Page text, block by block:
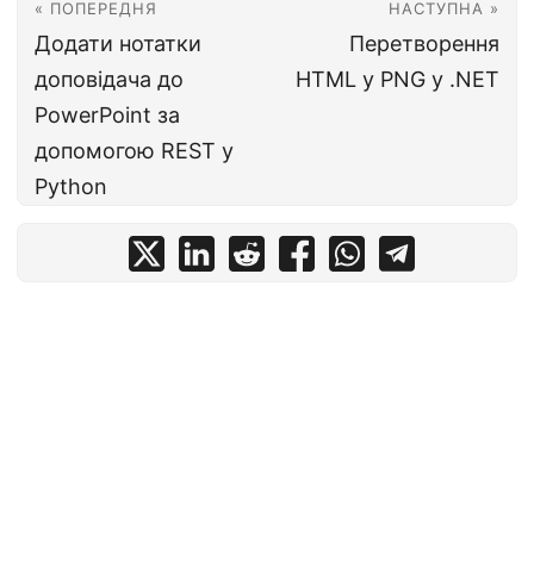
« ПОПЕРЕДНЯ
Додати нотатки
доповідача до
PowerPoint за
допомогою REST у
Python
НАСТУПНА »
Перетворення
HTML у PNG у .NET